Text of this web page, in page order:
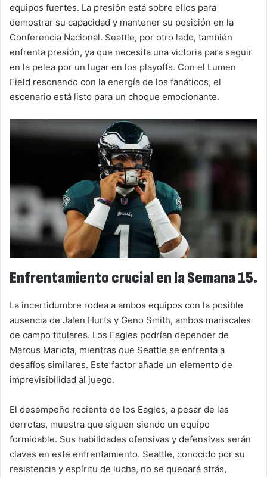
equipos fuertes. La presión está sobre ellos para
demostrar su capacidad y mantener su posición en la
Conferencia Nacional. Seattle, por otro lado, también
enfrenta presión, ya que necesita una victoria para seguir
en la pelea por un lugar en los playoffs. Con el Lumen
Field resonando con la energía de los fanáticos, el
escenario está listo para un choque emocionante.
Enfrentamiento crucial en la Semana 15.
La incertidumbre rodea a ambos equipos con la posible
ausencia de Jalen Hurts y Geno Smith, ambos mariscales
de campo titulares. Los Eagles podrían depender de
Marcus Mariota, mientras que Seattle se enfrenta a
desafíos similares. Este factor añade un elemento de
imprevisibilidad al juego.
El desempeño reciente de los Eagles, a pesar de las
derrotas, muestra que siguen siendo un equipo
formidable. Sus habilidades ofensivas y defensivas serán
claves en este enfrentamiento. Seattle, conocido por su
resistencia y espíritu de lucha, no se quedará atrás,